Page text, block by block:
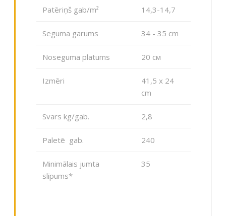
Patēriņš gab/m² 14,3-14,7
Seguma garums 34 - 35 cm
Noseguma platums 20 см
Izmēri
41,5 x 24
сm
Svars kg/gab. 2,8
Paletē gab. 240
Minimālais jumta
slīpums*
35